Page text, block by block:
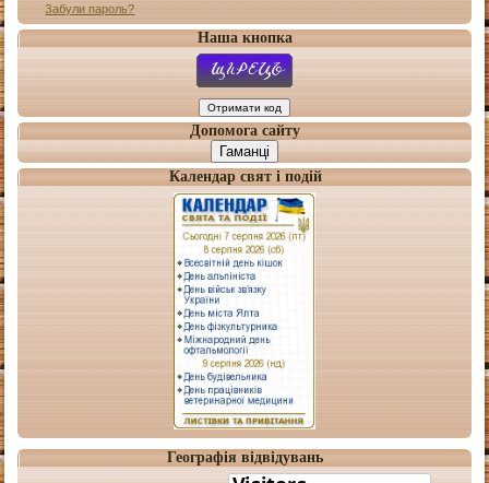
Забули пароль?
Наша кнопка
Допомога сайту
Гаманці
Календар свят і подій
Географія відвідувань